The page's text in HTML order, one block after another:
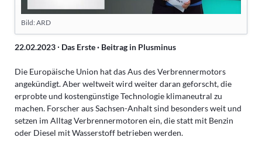
Bild: ARD
22.02.2023 ∙ Das Erste · Beitrag in Plusminus
Die Europäische Union hat das Aus des Verbrennermotors
angekündigt. Aber weltweit wird weiter daran geforscht, die
erprobte und kostengünstige Technologie klimaneutral zu
machen. Forscher aus Sachsen-Anhalt sind besonders weit und
setzen im Alltag Verbrennermotoren ein, die statt mit Benzin
oder Diesel mit Wasserstoff betrieben werden.